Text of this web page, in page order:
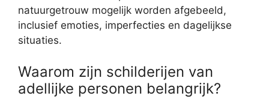
natuurgetrouw mogelijk worden afgebeeld,
inclusief emoties, imperfecties en dagelijkse
situaties.
Waarom zijn schilderijen van
adellijke personen belangrijk?